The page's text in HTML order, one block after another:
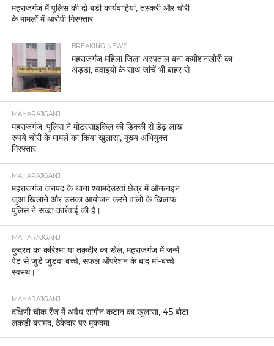
महराजगंज में पुलिस की दो बड़ी कार्यवाहियां, तस्करी और चोरी
के मामलों में आरोपी गिरफ्तार
BREAKING NEWS
महराजगंज महिला जिला अस्पताल बना कमीशनखोरी का
अड्डा, दवाइयों के साथ जांचें भी बाहर से
MAHARAJGANJ
महराजगंज: पुलिस ने मोटरसाइकिल की डिक्की से डेढ़ लाख
रुपये चोरी के मामले का किया खुलासा, मुख्य अभियुक्त
गिरफ्तार
MAHARAJGANJ
महराजगंज जनपद के थाना श्यामदेउरवां क्षेत्र में ऑनलाइन
जुआ खिलाने और उसका आयोजन करने वालों के खिलाफ
पुलिस ने सख्त कार्रवाई की है।
MAHARAJGANJ
कुदरत का करिश्मा या तक़दीर का खेल, महराजगंज में जन्मे
पेट से जुड़े जुड़वा बच्चे, सफल ऑपरेशन के बाद मां-बच्चे
स्वस्थ।
MAHARAJGANJ
दक्षिणी चौक रेंज में अवैध सागौन कटान का खुलासा, 45 बोटा
लकड़ी बरामद, ठेकेदार पर मुकदमा